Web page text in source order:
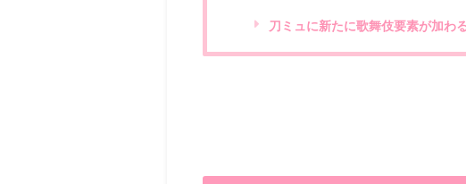
刀ミュに新たに歌舞伎要素が加わ